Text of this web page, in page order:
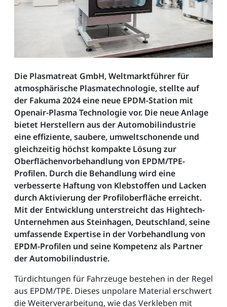
Die Plasmatreat GmbH, Weltmarktführer für
atmosphärische Plasmatechnologie, stellte auf
der Fakuma 2024 eine neue EPDM-Station mit
Openair-Plasma Technologie vor. Die neue Anlage
bietet Herstellern aus der Automobilindustrie
eine effiziente, saubere, umweltschonende und
gleichzeitig höchst kompakte Lösung zur
Oberflächenvorbehandlung von EPDM/TPE-
Profilen. Durch die Behandlung wird eine
verbesserte Haftung von Klebstoffen und Lacken
durch Aktivierung der Profiloberfläche erreicht.
Mit der Entwicklung unterstreicht das Hightech-
Unternehmen aus Steinhagen, Deutschland, seine
umfassende Expertise in der Vorbehandlung von
EPDM-Profilen und seine Kompetenz als Partner
der Automobilindustrie.
Türdichtungen für Fahrzeuge bestehen in der Regel
aus EPDM/TPE. Dieses unpolare Material erschwert
die Weiterverarbeitung, wie das Verkleben mit